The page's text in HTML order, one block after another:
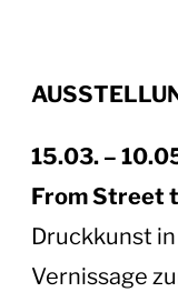
15.03. –
From Street
Druckkunst
Vernissage